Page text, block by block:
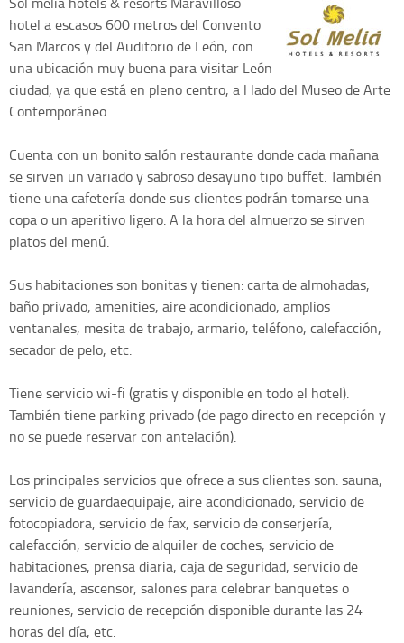
hotel a escasos 600 metros del Convento
San Marcos y del Auditorio de León, con
una ubicación muy buena para visitar León
ciudad, ya que está en pleno centro, a l lado del Museo de Arte
Contemporáneo.
Cuenta con un bonito salón restaurante donde cada mañana
se sirven un variado y sabroso desayuno tipo buffet. También
tiene una cafetería donde sus clientes podrán tomarse una
copa o un aperitivo ligero. A la hora del almuerzo se sirven
platos del menú.
Sus habitaciones son bonitas y tienen: carta de almohadas,
baño privado, amenities, aire acondicionado, amplios
ventanales, mesita de trabajo, armario, teléfono, calefacción,
secador de pelo, etc.
Tiene servicio wi-fi (gratis y disponible en todo el hotel).
También tiene parking privado (de pago directo en recepción y
no se puede reservar con antelación).
Los principales servicios que ofrece a sus clientes son: sauna,
servicio de guardaequipaje, aire acondicionado, servicio de
fotocopiadora, servicio de fax, servicio de conserjería,
calefacción, servicio de alquiler de coches, servicio de
habitaciones, prensa diaria, caja de seguridad, servicio de
lavandería, ascensor, salones para celebrar banquetes o
reuniones, servicio de recepción disponible durante las 24
horas del día, etc.